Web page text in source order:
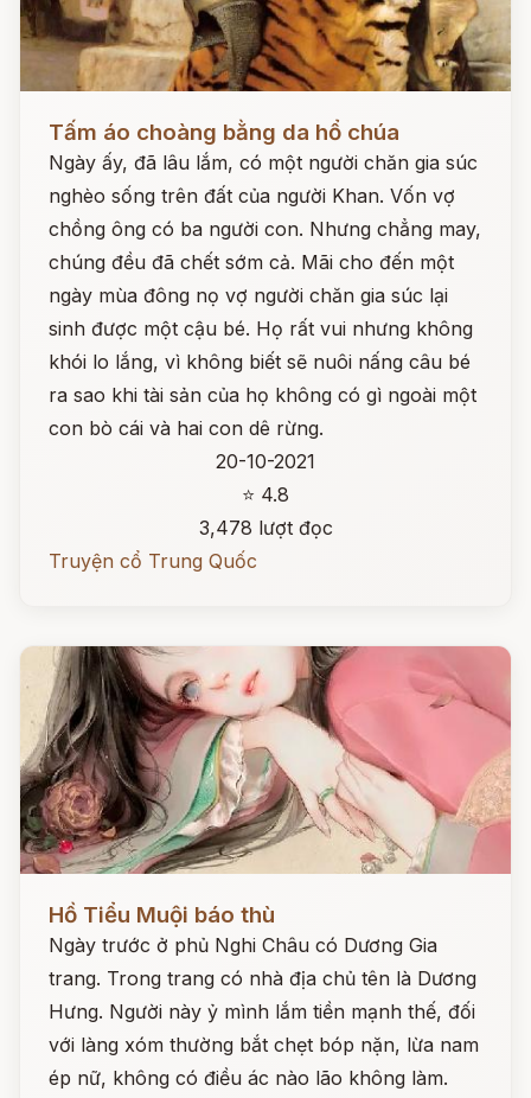
Đọc ngay
Tấm áo choàng bằng da hổ chúa
Ngày ấy, đã lâu lắm, có một người chăn gia súc
nghèo sống trên đất của người Khan. Vốn vợ
chồng ông có ba người con. Nhưng chẳng may,
chúng đều đã chết sớm cả. Mãi cho đến một
ngày mùa đông nọ vợ người chăn gia súc lại
sinh được một cậu bé. Họ rất vui nhưng không
khói lo lắng, vì không biết sẽ nuôi nấng câu bé
ra sao khi tài sản của họ không có gì ngoài một
con bò cái và hai con dê rừng.
20-10-2021
⭐ 4.8
3,478 lượt đọc
Truyện cổ Trung Quốc
Đọc ngay
Hồ Tiểu Muội báo thù
Ngày trước ở phủ Nghi Châu có Dương Gia
trang. Trong trang có nhà địa chủ tên là Dương
Hưng. Người này ỷ mình lắm tiền mạnh thế, đối
với làng xóm thường bắt chẹt bóp nặn, lừa nam
ép nữ, không có điều ác nào lão không làm.